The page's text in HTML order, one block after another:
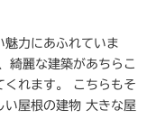
魅力にあふれていま
綺麗な建築があちらこ
くれます。 こちらもそ
い屋根の建物 大きな屋